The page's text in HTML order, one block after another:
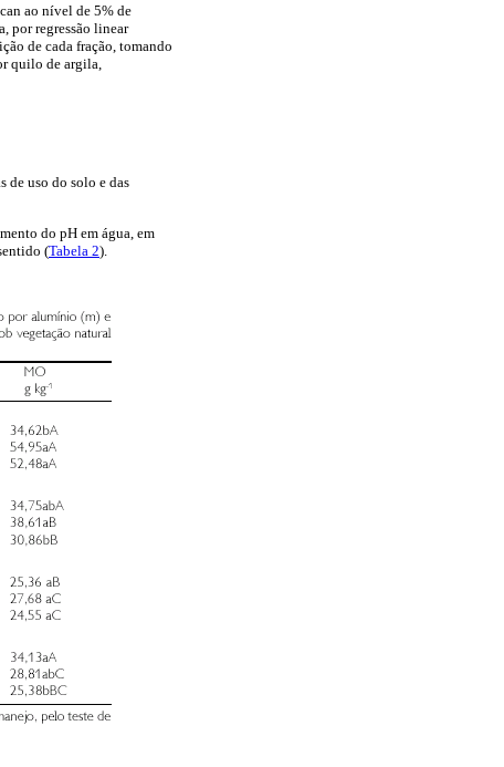
ao nível de 5% de
por regressão linear
de cada fração, tomando
quilo de argila,
de uso do solo e das
do pH em água, em
(Tabela 2).